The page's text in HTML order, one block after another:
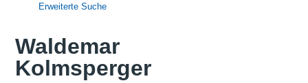
Erweiterte Suche
Waldemar
Kolmsperger